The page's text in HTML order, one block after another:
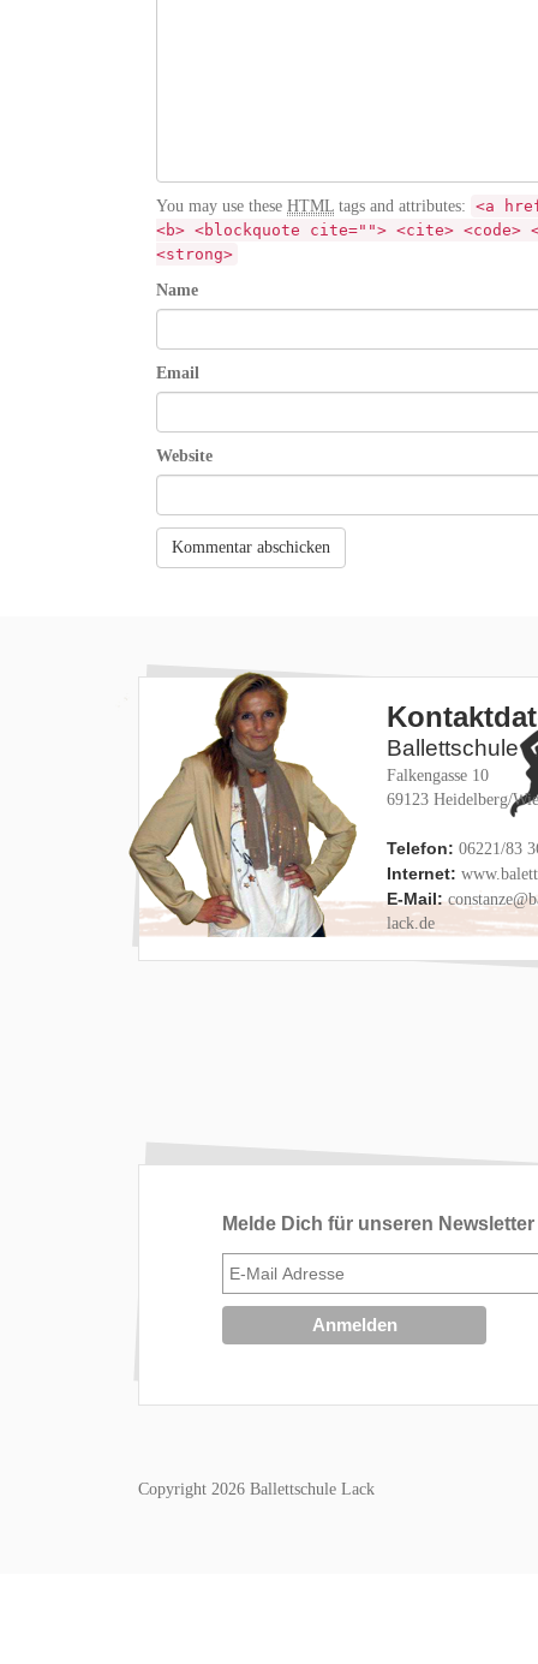
You may use these HTML tags and attributes: <a
<b> <blockquote cite=""> <cite>
<strong>
Name
Email
Website
Ballettschule
Falkengasse 10
69123 Heidelberg/
Telefon: 06221/83
Internet:
E-Mail:
lack.de
Melde Dich für unseren
Copyright 2026 Ballettschule Lack